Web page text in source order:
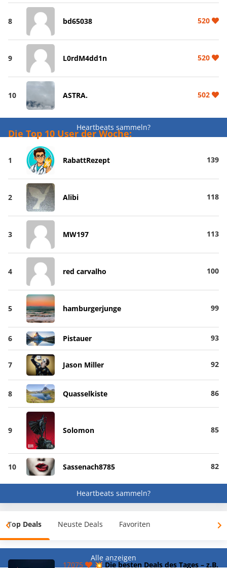
8 bd65038 520
9 L0rdM4dd1n 520
10 ASTRA. 502
Heartbeats sammeln?
Die Top 10 User der Woche:
1 RabattRezept 139
2 Alibi 118
3 MW197 113
4 red carvalho 100
5 hamburgerjunge 99
6 Pistauer 93
7 Jason Miller 92
8 Quasselkiste 86
9 Solomon 85
10 Sassenach8785 82
Heartbeats sammeln?
Top Deals Neuste Deals Favoriten
Alle anzeigen
17075
💥 Die besten Deals des Tages – z.B.